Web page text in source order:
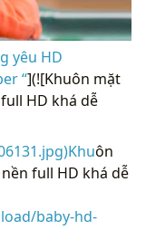
yêu HD
“](![Khuôn mặt
HD khá dễ
ôn
full HD khá dễ
baby-hd-